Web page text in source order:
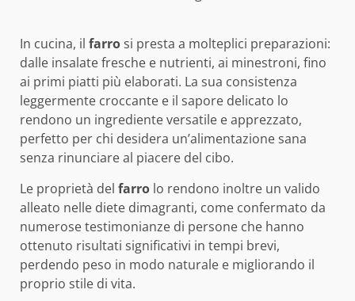
In cucina, il farrosi presta a molteplici preparazioni:
dalle insalate fresche e nutrienti, ai minestroni, fino
ai primi piatti più elaborati. La sua consistenza
leggermente croccante e il sapore delicato lo
rendono un ingrediente versatile e apprezzato,
perfetto per chi desidera un’alimentazione sana
senza rinunciare al piacere del cibo.
Le proprietà del farro lo rendono inoltre un valido
alleato nelle diete dimagranti, come confermato da
numerose testimonianze di persone che hanno
ottenuto risultati significativi in tempi brevi,
perdendo peso in modo naturale e migliorando il
proprio stile di vita.